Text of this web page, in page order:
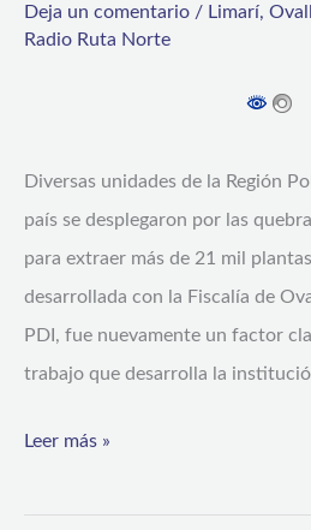
Deja un comentario / Limarí,
Radio Ruta Norte
Diversas unidades de la Región
país se desplegaron por las
para extraer más de 21 mil
desarrollada con la Fiscalía de
PDI, fue nuevamente un factor
trabajo que desarrolla la
Leer más »